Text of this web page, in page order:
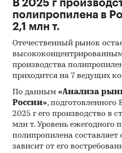
В 2025 г
полипропилена в
2,1 млн т.
Отечественный рынок
производства
приходится на 7 ведущих
По данным «Анализа
России», подготовленного
2025 г его производство в
млн т. Уровень ежегодного
полипропилена составляет
зависит от его